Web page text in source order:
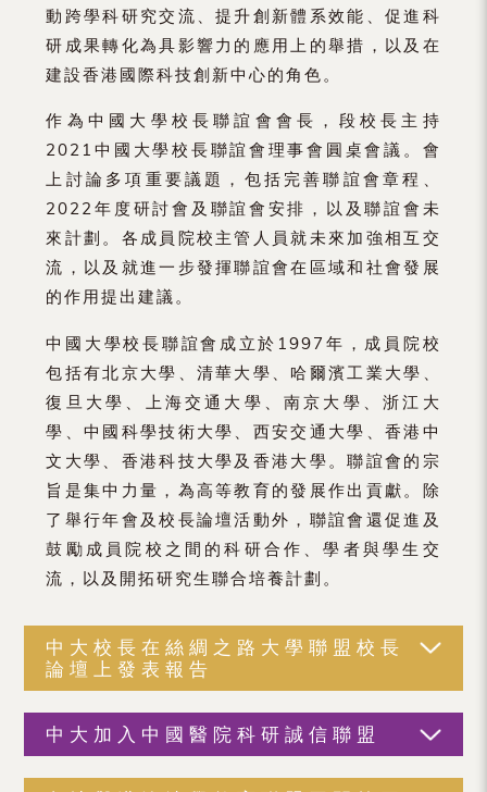
動跨學科研究交流、提升創新體系效能、促進科
研成果轉化為具影響力的應用上的舉措，以及在
建設香港國際科技創新中心的角色。
作為中國大學校長聯誼會會長，段校長主持
2021中國大學校長聯誼會理事會圓桌會議。會
上討論多項重要議題，包括完善聯誼會章程、
2022年度研討會及聯誼會安排，以及聯誼會未
來計劃。各成員院校主管人員就未來加強相互交
流，以及就進一步發揮聯誼會在區域和社會發展
的作用提出建議。
中國大學校長聯誼會成立於1997年，成員院校
包括有北京大學、清華大學、哈爾濱工業大學、
復旦大學、上海交通大學、南京大學、浙江大
學、中國科學技術大學、西安交通大學、香港中
文大學、香港科技大學及香港大學。聯誼會的宗
旨是集中力量，為高等教育的發展作出貢獻。除
了舉行年會及校長論壇活動外，聯誼會還促進及
鼓勵成員院校之間的科研合作、學者與學生交
流，以及開拓研究生聯合培養計劃。
中大校長在絲綢之路大學聯盟校長
論壇上發表報告
中大加入中國醫院科研誠信聯盟